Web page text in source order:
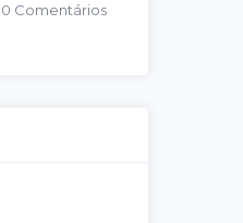
0 Comentários